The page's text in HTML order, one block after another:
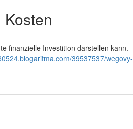
finanzielle Investition darstellen kann.
39537537/wegovy-